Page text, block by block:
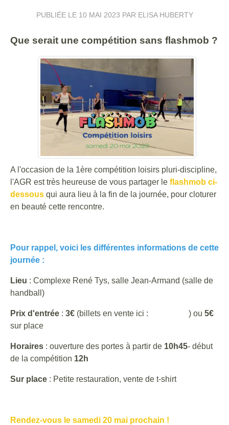
PUBLIÉE LE 10 MAI 2023 PAR ELISA HUBERTY
Que serait une compétition sans flashmob ?
A l'occasion de la 1ère compétition loisirs pluri-discipline,
l'AGR est très heureuse de vous partager le flashmob ci-
dessous qui aura lieu à la fin de la journée, pour cloturer
en beauté cette rencontre.
Pour rappel, voici les différentes informations de cette
journée :
Lieu : Complexe René Tys, salle Jean-Armand (salle de
handball)
Prix d'entrée : 3€ (billets en vente ici : ) ou 5€
sur place
Horaires : ouverture des portes à partir de 10h45- début
de la compétition 12h
Sur place : Petite restauration, vente de t-shirt
Rendez-vous le samedi 20 mai prochain !